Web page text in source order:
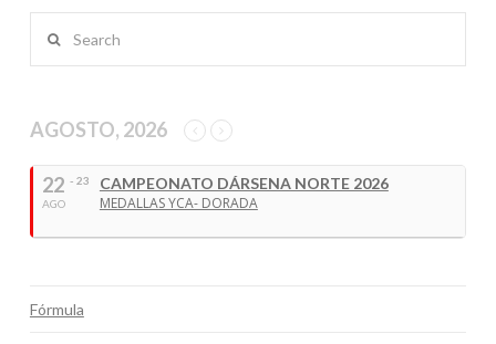
AGOSTO, 2026
22
AGO
- 23
CAMPEONATO DÁRSENA NORTE 2026
MEDALLAS YCA- DORADA
Fórmula